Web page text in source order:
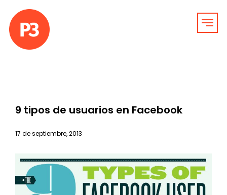
9 tipos de usuarios en Facebook
17 de septiembre, 2013